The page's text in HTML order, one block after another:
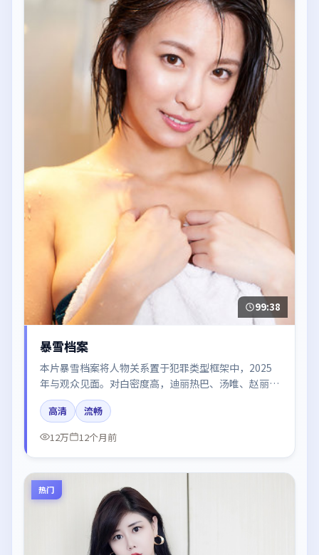
99:38
暴雪档案
本片暴雪档案将人物关系置于犯罪类型框架中，2025
年与观众见面。对白密度高，迪丽热巴、汤唯、赵丽
颖、梁朝伟、于和伟的台词节奏值得关注；整体气质偏
韩国都市与冷色调摄影。
高清
流畅
12万
12个月前
热门